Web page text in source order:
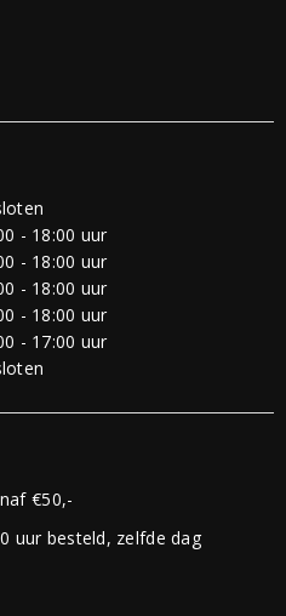
- 18:00 uur
- 18:00 uur
- 18:00 uur
- 18:00 uur
- 17:00 uur
€50,-
uur besteld, zelfde dag